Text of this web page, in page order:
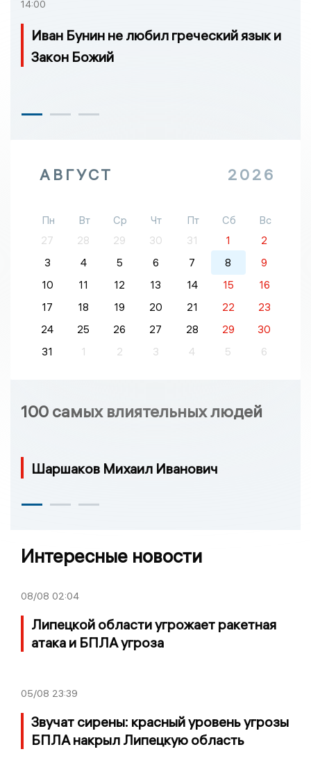
14:00
Иван Бунин не любил греческий язык и
Закон Божий
АВГУСТ 2026
Пн Вт Ср Чт Пт Сб
Вс
27
28 29 30 31 1
2
3
4 5 6 7 8
9
10
11 12 13 14 15
16
17
18 19 20 21 22
23
24
25 26 27 28 29
30
31
1 2 3 4 5 6
100 самых влиятельных людей
Шаршаков Михаил Иванович
Интересные новости
08/08 02:04
Липецкой области угрожает ракетная
атака и БПЛА угроза
05/08 23:39
Звучат сирены: красный уровень угрозы
БПЛА накрыл Липецкую область